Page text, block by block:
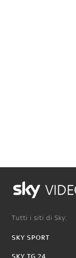
Tutti i siti di Sky:
SKY SPORT
SKY TG 24